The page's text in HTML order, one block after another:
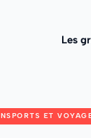
Les
ET